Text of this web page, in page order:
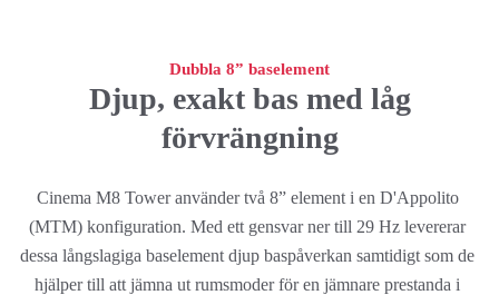
Dubbla 8” baselement
Djup, exakt bas med låg
förvrängning
Cinema M8 Tower använder två 8” element i en D'Appolito
(MTM) konfiguration. Med ett gensvar ner till 29 Hz levererar
dessa långslagiga baselement djup baspåverkan samtidigt som de
hjälper till att jämna ut rumsmoder för en jämnare prestanda i